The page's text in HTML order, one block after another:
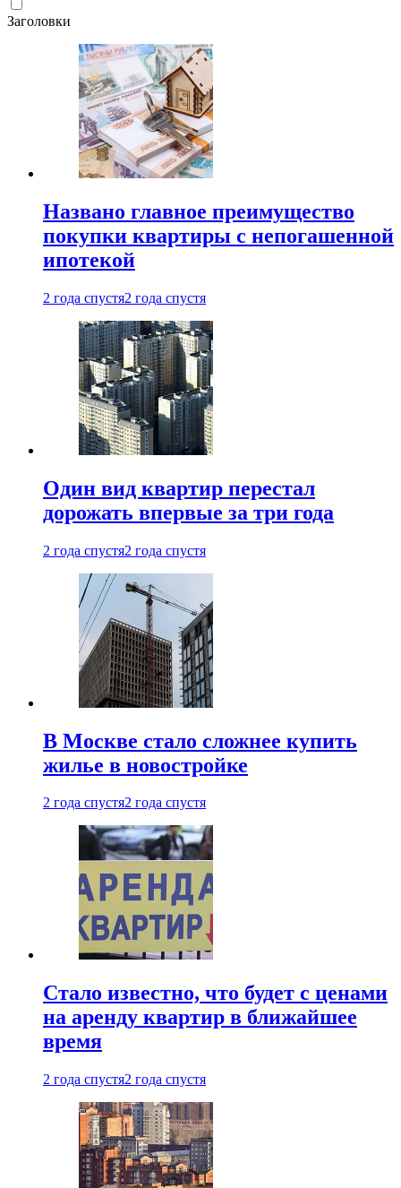
Заголовки
Названо главное преимущество
покупки квартиры с непогашенной
ипотекой
2 года спустя2 года спустя
Один вид квартир перестал
дорожать впервые за три года
2 года спустя2 года спустя
В Москве стало сложнее купить
жилье в новостройке
2 года спустя2 года спустя
Стало известно, что будет с ценами
на аренду квартир в ближайшее
время
2 года спустя2 года спустя